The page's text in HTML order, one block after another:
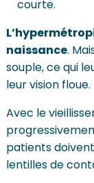
courte.
naissance.
souple, ce qui
leur vision floue.
Avec le
patients
lentilles de